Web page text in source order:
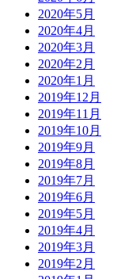
2020年5月
2020年4月
2020年3月
2020年2月
2020年1月
2019年12月
2019年11月
2019年10月
2019年9月
2019年8月
2019年7月
2019年6月
2019年5月
2019年4月
2019年3月
2019年2月